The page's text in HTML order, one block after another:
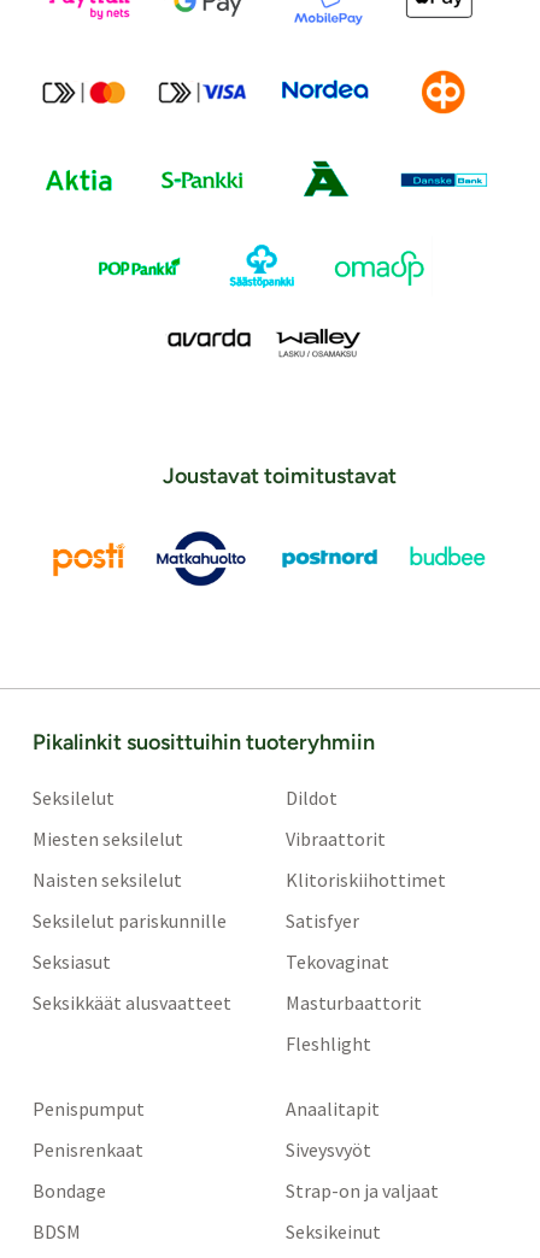
Joustavat toimitustavat
Pikalinkit suosittuihin tuoteryhmiin
Seksilelut
Miesten seksilelut
Naisten seksilelut
Seksilelut pariskunnille
Seksiasut
Seksikkäät alusvaatteet
Dildot
Vibraattorit
Klitoriskiihottimet
Satisfyer
Tekovaginat
Masturbaattorit
Fleshlight
Penispumput
Penisrenkaat
Bondage
BDSM
Anaalitapit
Siveysvyöt
Strap-on ja valjaat
Seksikeinut